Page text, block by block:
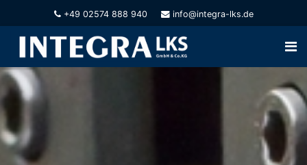
+49 02574 888 940 info@integra-lks.de